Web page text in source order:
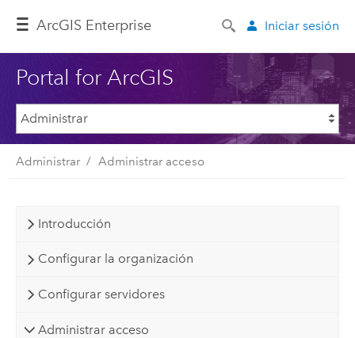
ArcGIS Enterprise Iniciar sesión
Portal for ArcGIS
Administrar Administrar acceso
Introducción
Configurar la organización
Configurar servidores
Administrar acceso